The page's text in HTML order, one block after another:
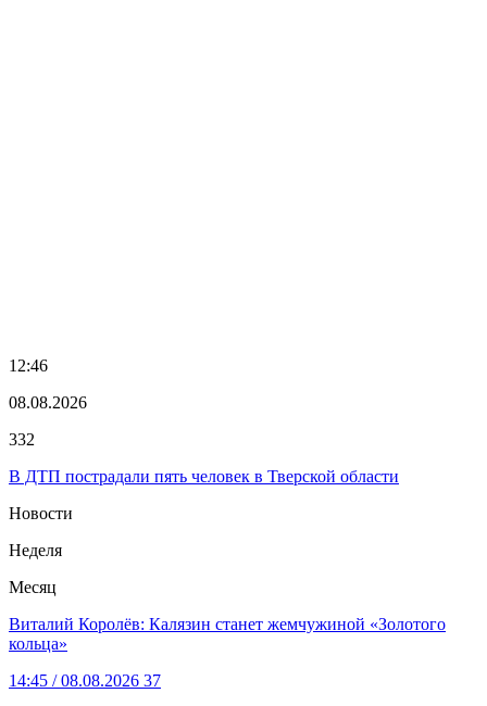
12:46
08.08.2026
332
В ДТП пострадали пять человек в Тверской области
Новости
Неделя
Месяц
Виталий Королёв: Калязин станет жемчужиной «Золотого
кольца»
14:45 / 08.08.2026 37